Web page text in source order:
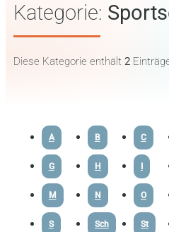
Kategorie:
Diese Kategorie enthält 2
A B C
G H I
M N O
S Sch St